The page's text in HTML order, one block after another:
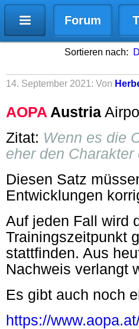
Forum
Sortieren nach:
14. September 2021: Von
AOPA Austria
Zitat: Wenn es die
eher den
Diesen Satz
Entwicklungen
Auf jeden Fall wird
Trainingszeitpunkt
stattfinden. Aus
Nachweis verlangt
Es gibt auch noch
https://